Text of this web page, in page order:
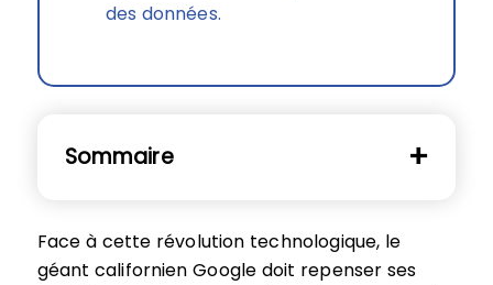
des données.
Sommaire
Face à cette révolution technologique, le
géant californien Google doit repenser ses